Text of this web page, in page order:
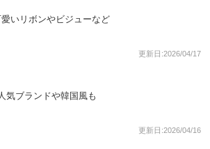
いリボンやビジューなど
更新日:2026/04/17
気ブランドや韓国風も
更新日:2026/04/16